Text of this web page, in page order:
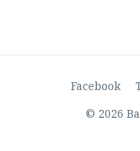
Facebook
© 2026